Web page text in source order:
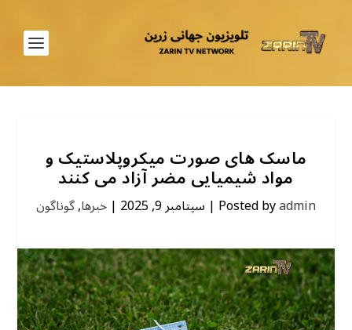
ماسک های صورت میکروپلاستیک و
مواد شیمیایی مضر آزاد می کنند
Posted byadmin
| سپتامبر 9, 2025 | خبرها,گوناگون